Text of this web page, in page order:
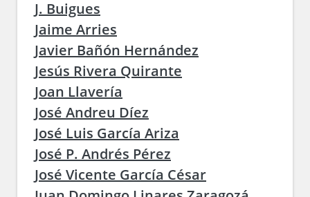
J. Buigues
Jaime Arries
Javier Bañón Hernández
Jesús Rivera Quirante
Joan Llavería
José Andreu Díez
José Luis García Ariza
José P. Andrés Pérez
José Vicente García César